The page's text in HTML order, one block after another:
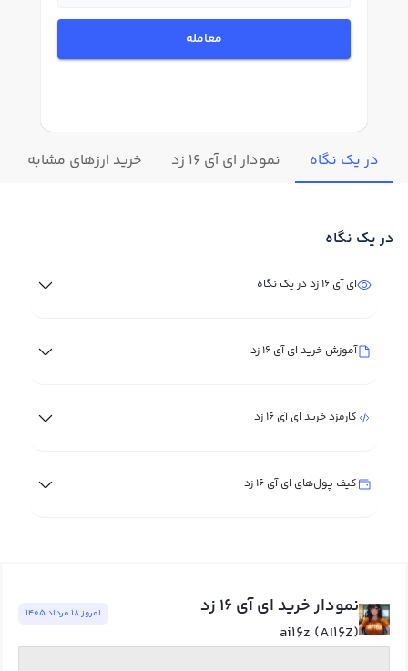
معامله
در یک نگاه نمودار ای آی 16 زد خرید ارزهای مشابه
در یک نگاه
ای آی 16 زد در یک نگاه
آموزش خرید ای آی 16 زد
کارمزد خرید ای آی 16 زد
کیف پول‌های ای آی 16 زد
نمودار خرید ای آی 16 زد
ai16z (AI16Z)
امروز ١٨ مرداد ١٤٠٥